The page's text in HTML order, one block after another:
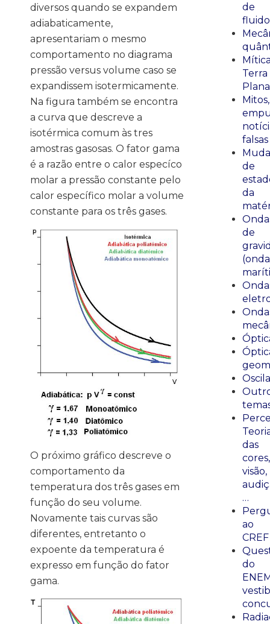
diversos quando se expandem
adiabaticamente,
apresentariam o mesmo
comportamento no diagrama
pressão versus volume caso se
expandissem isotermicamente.
Na figura também se encontra
a curva que descreve a
isotérmica comum às tres
amostras gasosas. O fator gama
é a razão entre o calor especíco
molar a pressão constante pelo
calor específico molar a volume
constante para os três gases.
O próximo gráfico descreve o
comportamento da
temperatura dos três gases em
função do seu volume.
Novamente tais curvas são
diferentes, entretanto o
expoente da temperatura é
expresso em função do fator
gama.
de
Terra
Plana
Mitos,
falsas
de
da
de
das
cores,
visão,
…
ao
CREF
do